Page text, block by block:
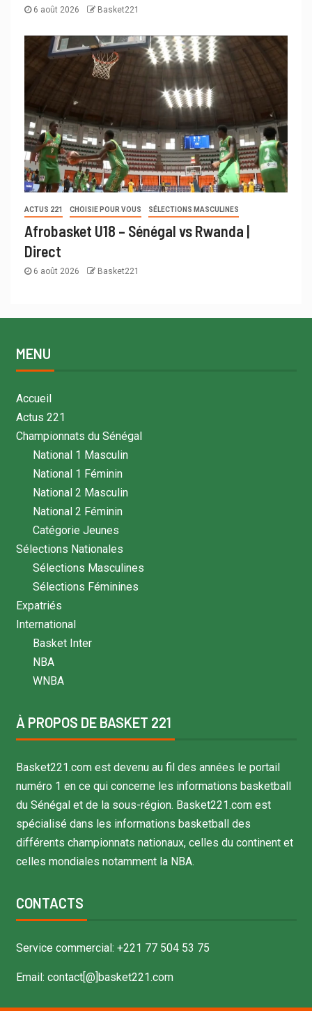
6 août 2026 Basket221
ACTUS 221 CHOISIE POUR VOUS SÉLECTIONS MASCULINES
Afrobasket U18 – Sénégal vs Rwanda |
Direct
6 août 2026 Basket221
MENU
Accueil
Actus 221
Championnats du Sénégal
National 1 Masculin
National 1 Féminin
National 2 Masculin
National 2 Féminin
Catégorie Jeunes
Sélections Nationales
Sélections Masculines
Sélections Féminines
Expatriés
International
Basket Inter
NBA
WNBA
À PROPOS DE BASKET 221
Basket221.com est devenu au fil des années le portail
numéro 1 en ce qui concerne les informations basketball
du Sénégal et de la sous-région. Basket221.com est
spécialisé dans les informations basketball des
différents championnats nationaux, celles du continent et
celles mondiales notamment la NBA.
CONTACTS
Service commercial: +221 77 504 53 75
Email: contact[@]basket221.com